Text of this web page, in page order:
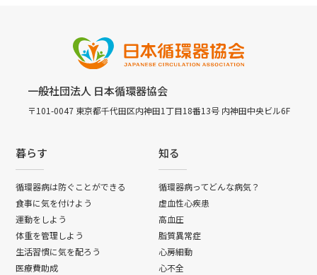
一般社団法人 日本循環器協会
〒101-0047 東京都千代田区内神田1丁目18番13号 内神田中央ビル6F
暮らす
循環器病は防ぐことができる
食事に気を付けよう
運動をしよう
体重を管理しよう
生活習慣に気を配ろう
医療費助成
知る
循環器病ってどんな病気？
虚血性心疾患
高血圧
脂質異常症
心房細動
心不全